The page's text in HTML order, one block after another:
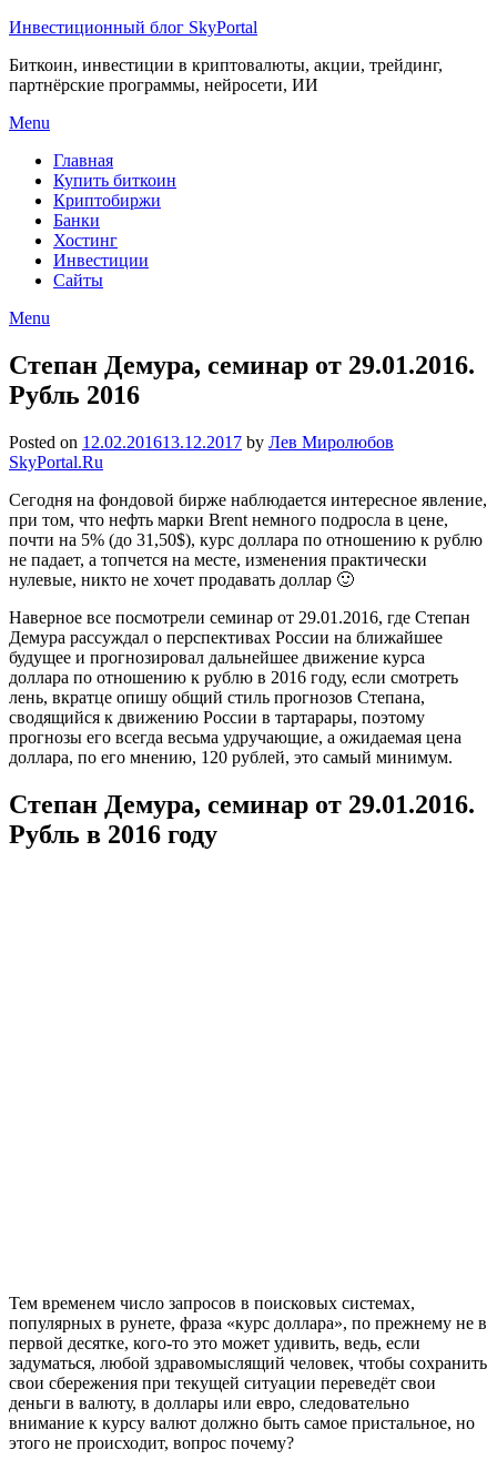
Инвестиционный блог SkyPortal
Биткоин, инвестиции в криптовалюты, акции, трейдинг,
партнёрские программы, нейросети, ИИ
Menu
Главная
Купить биткоин
Криптобиржи
Банки
Хостинг
Инвестиции
Сайты
Menu
Степан Демура, семинар от 29.01.2016.
Рубль 2016
Posted on 12.02.201613.12.2017 by Лев Миролюбов
SkyPortal.Ru
Сегодня на фондовой бирже наблюдается интересное явление,
при том, что нефть марки Brent немного подросла в цене,
почти на 5% (до 31,50$), курс доллара по отношению к рублю
не падает, а топчется на месте, изменения практически
нулевые, никто не хочет продавать доллар 🙂
Наверное все посмотрели семинар от 29.01.2016, где Степан
Демура рассуждал о перспективах России на ближайшее
будущее и прогнозировал дальнейшее движение курса
доллара по отношению к рублю в 2016 году, если смотреть
лень, вкратце опишу общий стиль прогнозов Степана,
сводящийся к движению России в тартарары, поэтому
прогнозы его всегда весьма удручающие, а ожидаемая цена
доллара, по его мнению, 120 рублей, это самый минимум.
Степан Демура, семинар от 29.01.2016.
Рубль в 2016 году
Тем временем число запросов в поисковых системах,
популярных в рунете, фраза «курс доллара», по прежнему не в
первой десятке, кого-то это может удивить, ведь, если
задуматься, любой здравомыслящий человек, чтобы сохранить
свои сбережения при текущей ситуации переведёт свои
деньги в валюту, в доллары или евро, следовательно
внимание к курсу валют должно быть самое пристальное, но
этого не происходит, вопрос почему?